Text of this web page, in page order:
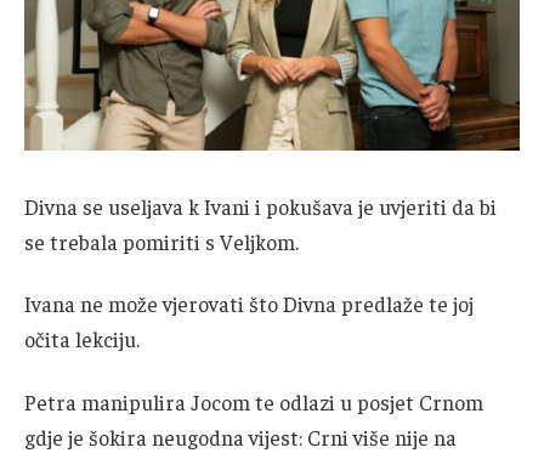
Divna se useljava k Ivani i pokušava je uvjeriti da bi
se trebala pomiriti s Veljkom.
Ivana ne može vjerovati što Divna predlaže te joj
očita lekciju.
Petra manipulira Jocom te odlazi u posjet Crnom
gdje je šokira neugodna vijest: Crni više nije na